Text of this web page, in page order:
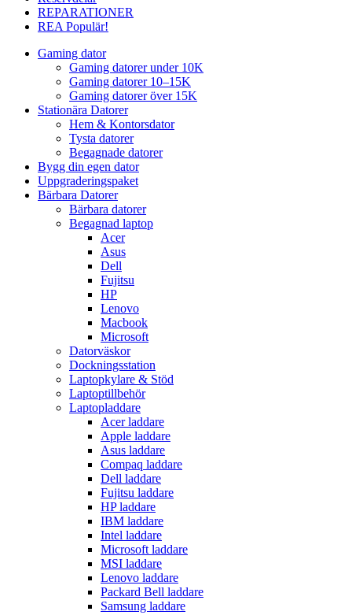
REPARATIONER
REA Populär!
Gaming dator
Gaming datorer under 10K
Gaming datorer 10–15K
Gaming datorer över 15K
Stationära Datorer
Hem & Kontorsdator
Tysta datorer
Begagnade datorer
Bygg din egen dator
Uppgraderingspaket
Bärbara Datorer
Bärbara datorer
Begagnad laptop
Acer
Asus
Dell
Fujitsu
HP
Lenovo
Macbook
Microsoft
Datorväskor
Dockningsstation
Laptopkylare & Stöd
Laptoptillbehör
Laptopladdare
Acer laddare
Apple laddare
Asus laddare
Compaq laddare
Dell laddare
Fujitsu laddare
HP laddare
IBM laddare
Intel laddare
Microsoft laddare
MSI laddare
Lenovo laddare
Packard Bell laddare
Samsung laddare